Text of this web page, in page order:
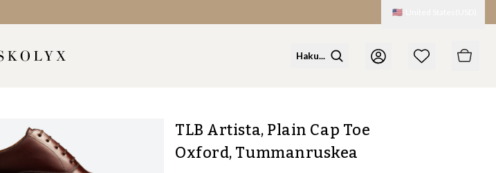
🇺🇸
TLB Artista, Plain Cap Toe
Oxford, Tummanruskea